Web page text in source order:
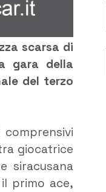
scarsa di
gara della
del terzo
giocatrice
siracusana
primo ace,